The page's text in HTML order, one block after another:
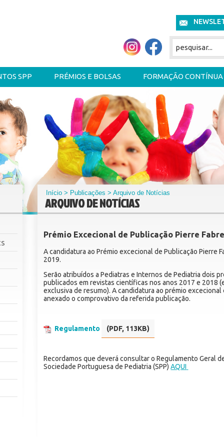
SPP PRÉMIOS E BOLSAS FORMAÇÃO CONTÍNUA
Início > Publicações > Arquivo de Notícias
ARQUIVO DE NOTÍCIAS
Prémio Excecional de Publicação Pierre Fabre
A candidatura ao Prémio excecional de Publicação Pierre
2019.
Serão atribuídos a Pediatras e Internos de Pediatria dois
publicados em revistas científicas nos anos 2017 e 2018
exclusiva de resumo). A candidatura ao prémio
anexado o comprovativo da referida publicação.
Regulamento (PDF, 113KB)
Recordamos que deverá consultar o Regulamento Geral
Sociedade Portuguesa de Pediatria (SPP)AQUI